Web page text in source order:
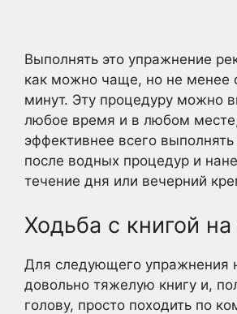
Выполнять это упражнение
как можно чаще, но не менее
минут. Эту процедуру можно
любое время и в любом
эффективнее всего
после водных процедур и
течение дня или вечерний
Ходьба с книгой на
Для следующего упражнения
довольно тяжелую книгу и,
голову, просто походить по